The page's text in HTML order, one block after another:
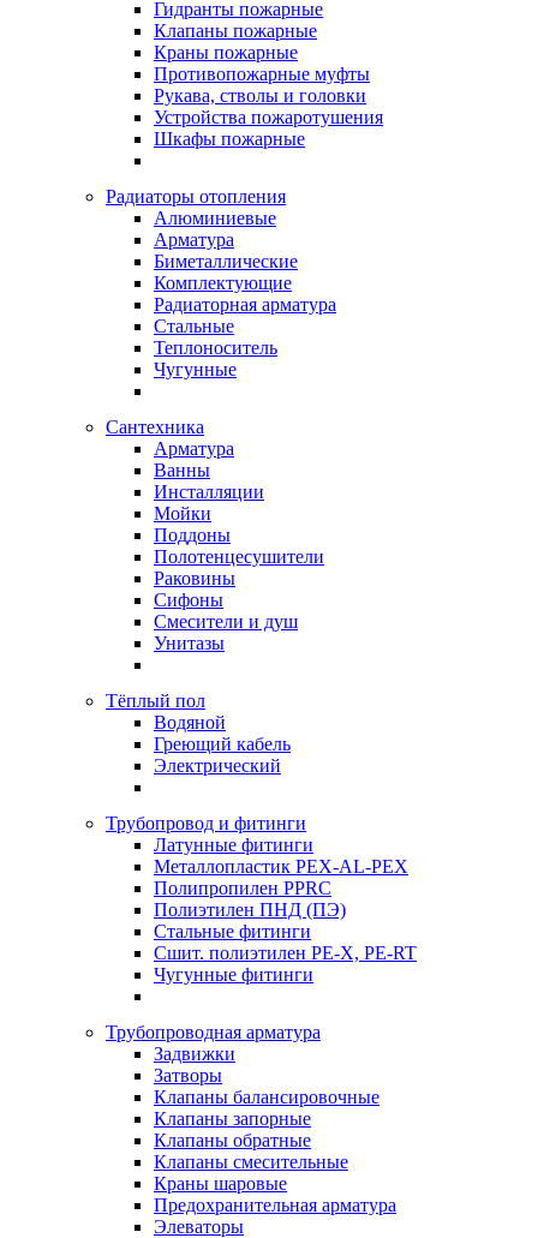
Гидранты пожарные
Клапаны пожарные
Краны пожарные
Противопожарные муфты
Рукава, стволы и головки
Устройства пожаротушения
Шкафы пожарные
Радиаторы отопления
Алюминиевые
Арматура
Биметаллические
Комплектующие
Радиаторная арматура
Стальные
Теплоноситель
Чугунные
Сантехника
Арматура
Ванны
Инсталляции
Мойки
Поддоны
Полотенцесушители
Раковины
Сифоны
Смесители и душ
Унитазы
Тёплый пол
Водяной
Греющий кабель
Электрический
Трубопровод и фитинги
Латунные фитинги
Металлопластик PEX-AL-PEX
Полипропилен PPRC
Полиэтилен ПНД (ПЭ)
Стальные фитинги
Сшит. полиэтилен PE-X, PE-RT
Чугунные фитинги
Трубопроводная арматура
Задвижки
Затворы
Клапаны балансировочные
Клапаны запорные
Клапаны обратные
Клапаны смесительные
Краны шаровые
Предохранительная арматура
Элеваторы